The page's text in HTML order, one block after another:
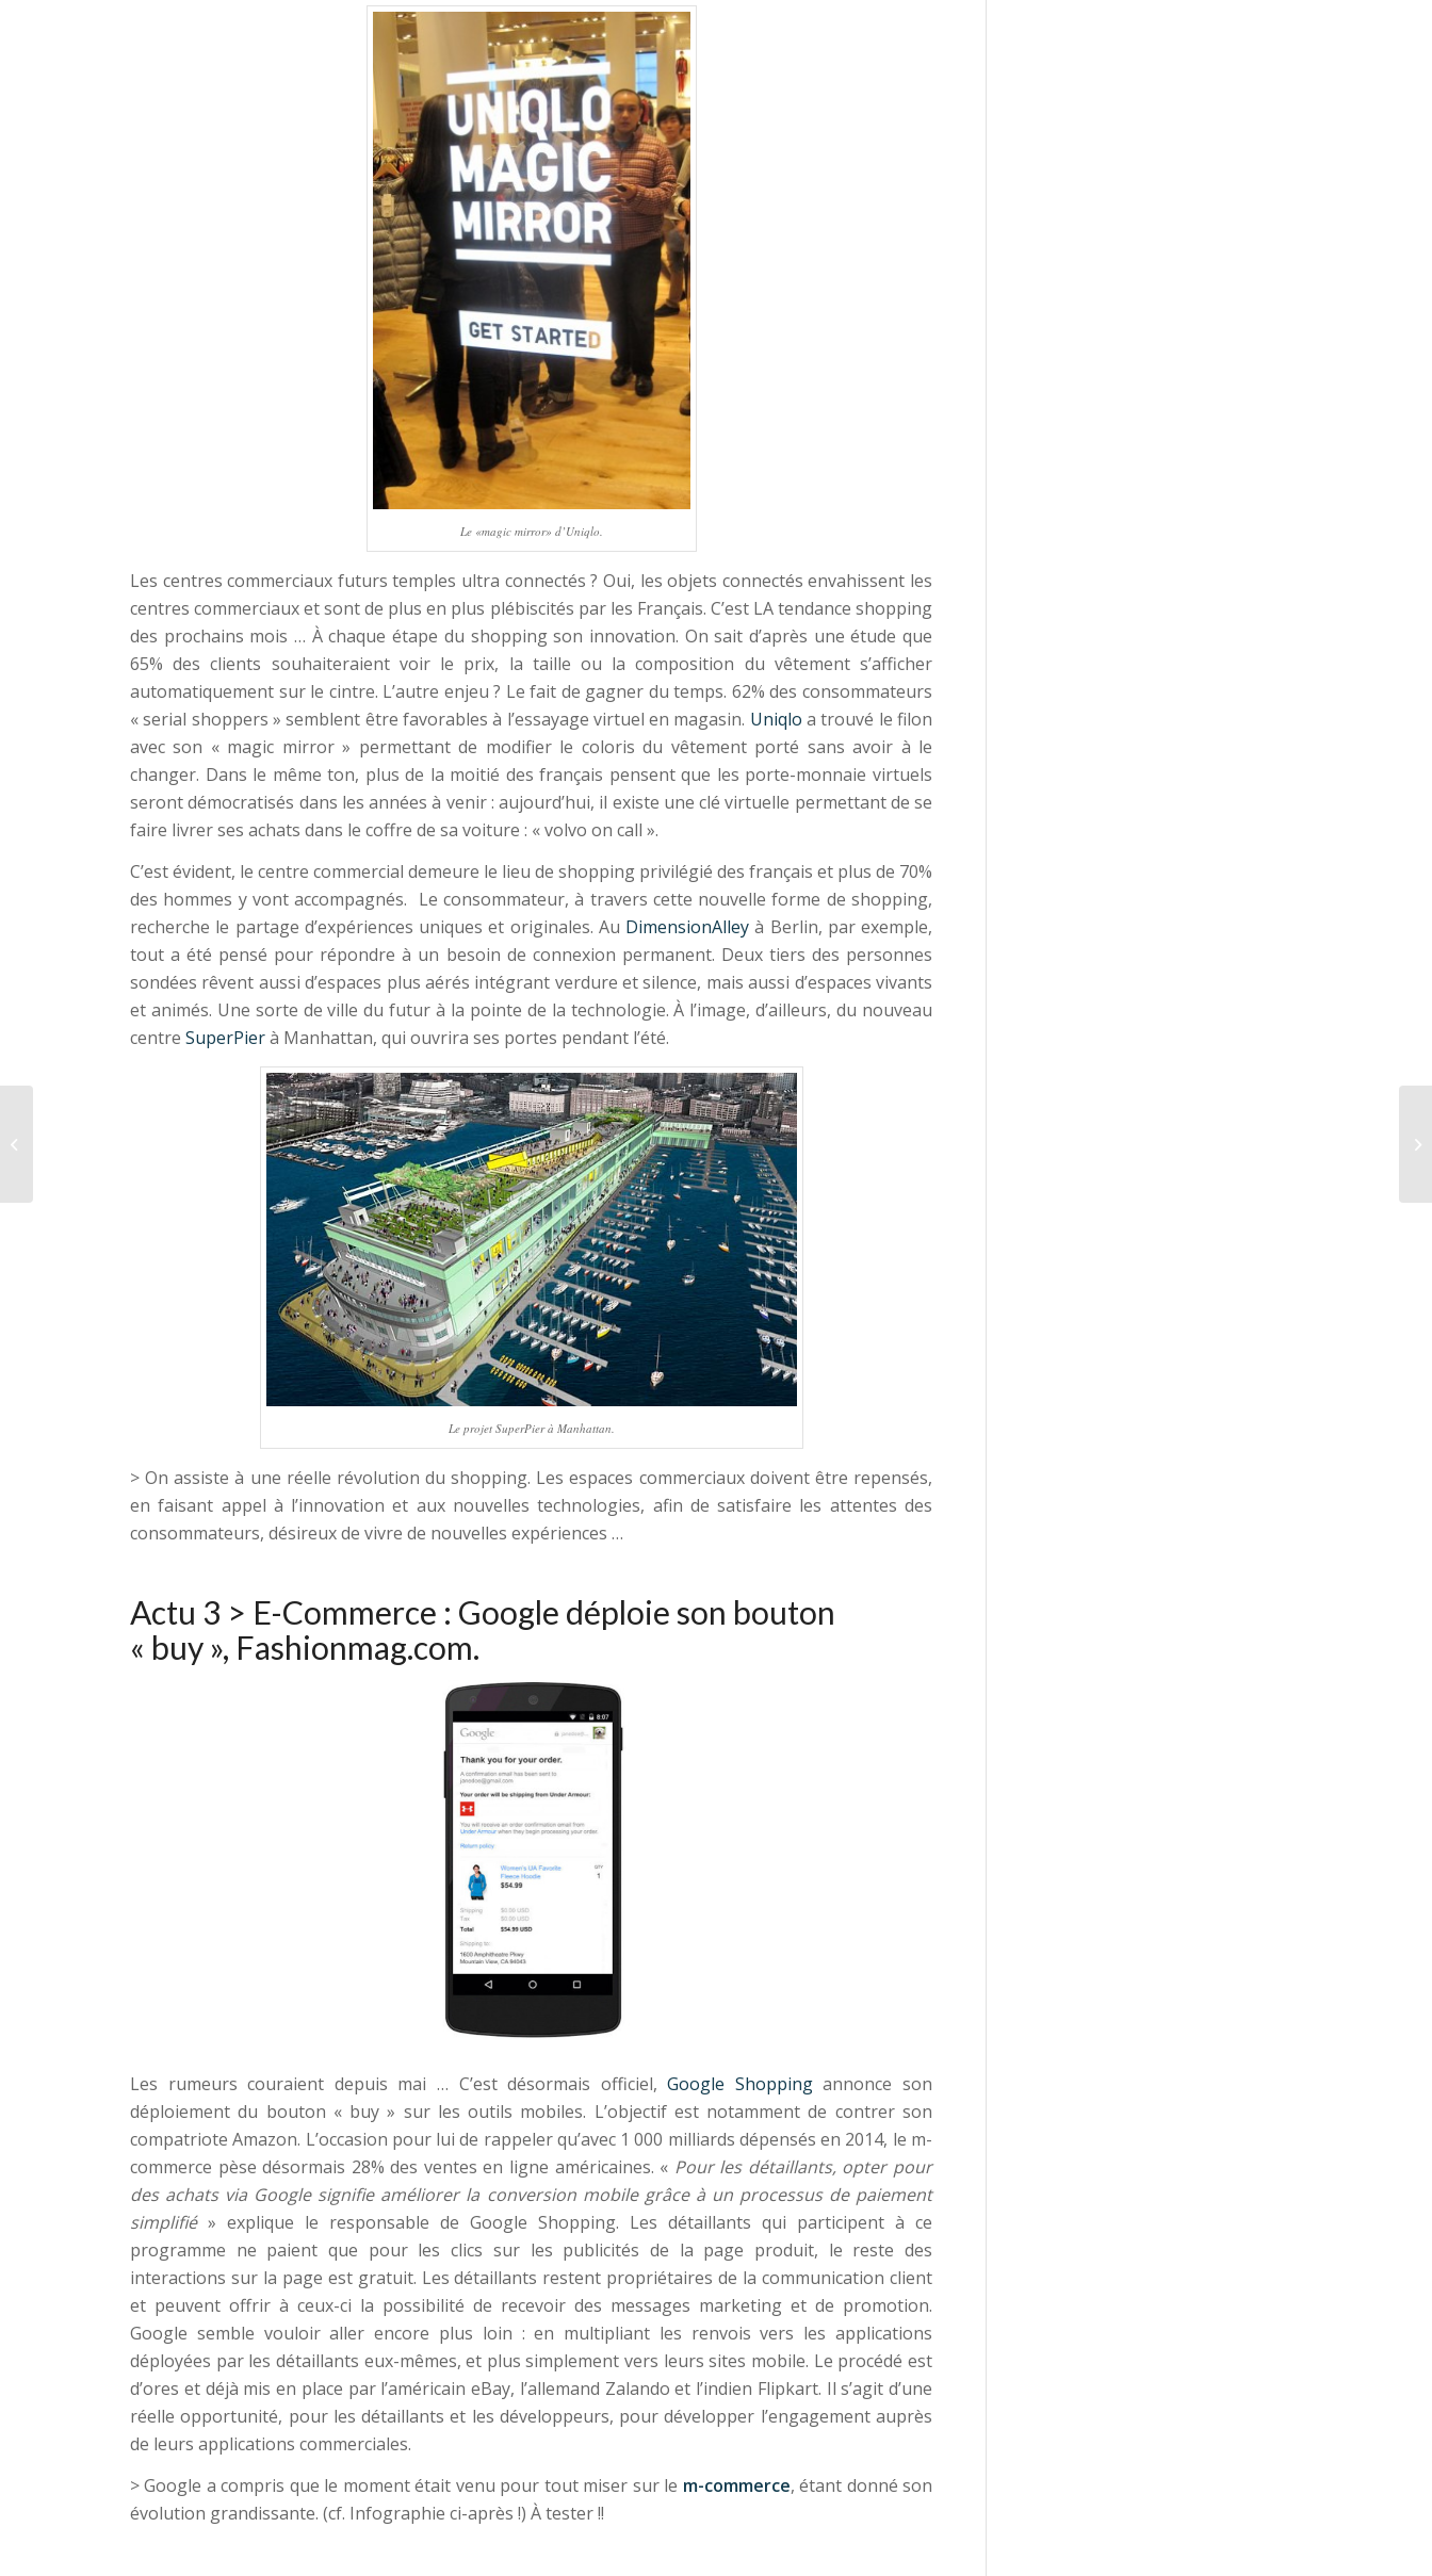
Le «magic mirror» d’Uniqlo.
Les centres commerciaux futurs temples ultra connectés ? Oui, les objets connectés envahissent les
centres commerciaux et sont de plus en plus plébiscités par les Français. C’est LA tendance shopping
des prochains mois … À chaque étape du shopping son innovation. On sait d’après une étude que
65% des clients souhaiteraient voir le prix, la taille ou la composition du vêtement s’afficher
automatiquement sur le cintre. L’autre enjeu ? Le fait de gagner du temps. 62% des consommateurs
« serial shoppers » semblent être favorables à l’essayage virtuel en magasin. Uniqlo a trouvé le filon
avec son « magic mirror » permettant de modifier le coloris du vêtement porté sans avoir à le
changer. Dans le même ton, plus de la moitié des français pensent que les porte-monnaie virtuels
seront démocratisés dans les années à venir : aujourd’hui, il existe une clé virtuelle permettant de se
faire livrer ses achats dans le coffre de sa voiture : « volvo on call ».
C’est évident, le centre commercial demeure le lieu de shopping privilégié des français et plus de 70%
des hommes y vont accompagnés. Le consommateur, à travers cette nouvelle forme de shopping,
recherche le partage d’expériences uniques et originales. Au DimensionAlley à Berlin, par exemple,
tout a été pensé pour répondre à un besoin de connexion permanent. Deux tiers des personnes
sondées rêvent aussi d’espaces plus aérés intégrant verdure et silence, mais aussi d’espaces vivants
et animés. Une sorte de ville du futur à la pointe de la technologie. À l’image, d’ailleurs, du nouveau
centre SuperPierà Manhattan, qui ouvrira ses portes pendant l’été.
Le projet SuperPier à Manhattan.
> On assiste à une réelle révolution du shopping. Les espaces commerciaux doivent être repensés,
en faisant appel à l’innovation et aux nouvelles technologies, afin de satisfaire les attentes des
consommateurs, désireux de vivre de nouvelles expériences …
Actu 3 > E-Commerce : Google déploie son bouton
« buy », Fashionmag.com.
Les rumeurs couraient depuis mai … C’est désormais officiel,Google Shoppingannonce son
déploiement du bouton « buy » sur les outils mobiles. L’objectif est notamment de contrer son
compatriote Amazon. L’occasion pour lui de rappeler qu’avec 1 000 milliards dépensés en 2014, le m-
commerce pèse désormais 28% des ventes en ligne américaines. « Pour les détaillants, opter pour
des achats via Google signifie améliorer la conversion mobile grâce à un processus de paiement
simplifié» explique le responsable de Google Shopping. Les détaillants qui participent à ce
programme ne paient que pour les clics sur les publicités de la page produit, le reste des
interactions sur la page est gratuit. Les détaillants restent propriétaires de la communication client
et peuvent offrir à ceux-ci la possibilité de recevoir des messages marketing et de promotion.
Google semble vouloir aller encore plus loin : en multipliant les renvois vers les applications
déployées par les détaillants eux-mêmes, et plus simplement vers leurs sites mobile. Le procédé est
d’ores et déjà mis en place par l’américain eBay, l’allemand Zalando et l’indien Flipkart. Il s’agit d’une
réelle opportunité, pour les détaillants et les développeurs, pour développer l’engagement auprès
de leurs applications commerciales.
> Google a compris que le moment était venu pour tout miser sur le m-commerce, étant donné son
évolution grandissante. (cf. Infographie ci-après !) À tester !!